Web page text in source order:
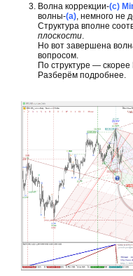
Волна коррекции-(с)
волны-(а), немного не
Структура вполне
плоскости.
Но вот завершена
вопросом.
По структуре —
Разберём подробнее.